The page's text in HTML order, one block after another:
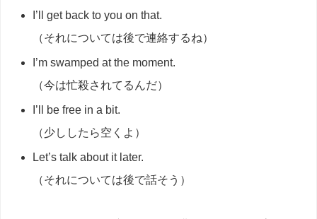
I’ll get back to you on that.
（それについては後で連絡するね）
I’m swamped at the moment.
（今は忙殺されてるんだ）
I’ll be free in a bit.
（少ししたら空くよ）
Let’s talk about it later.
（それについては後で話そう）